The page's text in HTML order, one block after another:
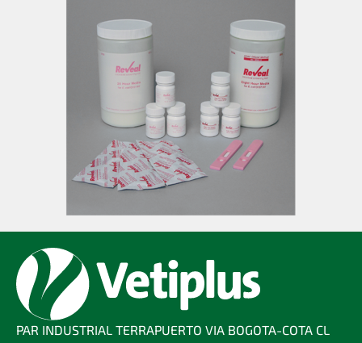
PAR INDUSTRIAL TERRAPUERTO VIA BOGOTA-COTA CL